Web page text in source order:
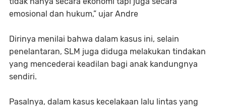
emosional dan hukum,” ujar Andre
Dirinya menilai bahwa dalam kasus ini, selain
penelantaran, SLM juga diduga melakukan tindakan
yang mencederai keadilan bagi anak kandungnya
sendiri.
Pasalnya, dalam kasus kecelakaan lalu lintas yang